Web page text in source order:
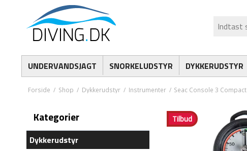
UNDERVANDSJAGT SNORKELUDSTYR DYKKERUDSTYR
Forside / Shop / Dykkerudstyr / Instrumenter / Seac Console 3 Compact
Kategorier
Dykkerudstyr
Tilbud